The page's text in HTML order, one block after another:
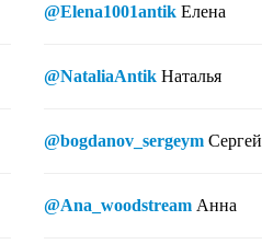
@Elena1001antik Елена
@NataliaAntik Наталья
@bogdanov_sergeym Сергей
@Ana_woodstream Анна